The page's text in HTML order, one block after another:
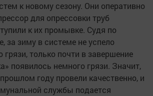
к новому сезону. Они оперативно
для опрессовки труб
к их промывке. Судя по
за зиму в системе не успело
грязи, только почти в завершение
появилось немного грязи. Значит,
году провели качественно, и
службы подается